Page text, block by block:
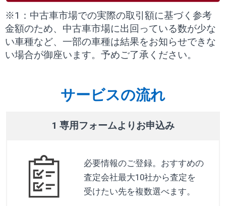
※1：中古車市場での実際の取引額に基づく参考
金額のため、中古車市場に出回っている数が少な
い車種など、一部の車種は結果をお知らせできな
い場合が御座います。予めご了承ください。
サービスの流れ
1 専用フォームよりお申込み
必要情報のご登録。おすすめの
査定会社最大10社から査定を
受けたい先を複数選べます。